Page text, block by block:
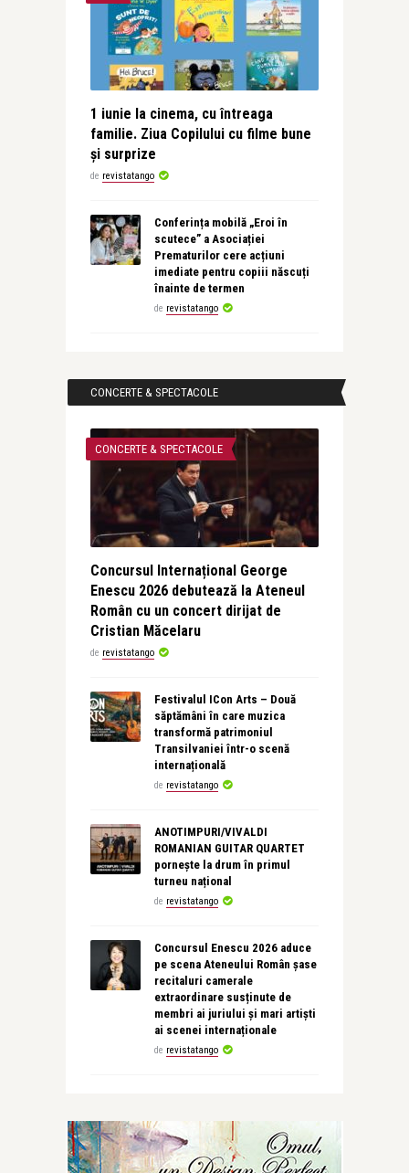
1 iunie la cinema, cu întreaga
familie. Ziua Copilului cu filme bune
și surprize
de revistatango
Conferința mobilă „Eroi în
scutece” a Asociației
Prematurilor cere acțiuni
imediate pentru copiii născuți
înainte de termen
de revistatango
CONCERTE & SPECTACOLE
CONCERTE & SPECTACOLE
Concursul Internațional George
Enescu 2026 debutează la Ateneul
Român cu un concert dirijat de
Cristian Măcelaru
de revistatango
Festivalul ICon Arts – Două
săptămâni în care muzica
transformă patrimoniul
Transilvaniei într-o scenă
internațională
de revistatango
ANOTIMPURI/VIVALDI
ROMANIAN GUITAR QUARTET
pornește la drum în primul
turneu național
de revistatango
Concursul Enescu 2026 aduce
pe scena Ateneului Român șase
recitaluri camerale
extraordinare susținute de
membri ai juriului și mari artiști
ai scenei internaționale
de revistatango